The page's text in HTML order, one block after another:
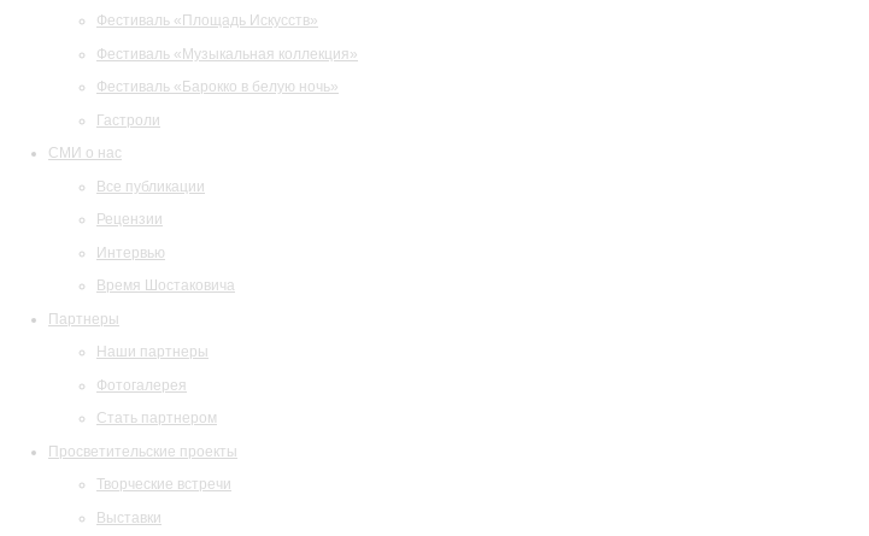
Фестиваль «Площадь Искусств»
Фестиваль «Музыкальная коллекция»
Фестиваль «Барокко в белую ночь»
Гастроли
СМИ о нас
Все публикации
Рецензии
Интервью
Время Шостаковича
Партнеры
Наши партнеры
Фотогалерея
Стать партнером
Просветительские проекты
Творческие встречи
Выставки